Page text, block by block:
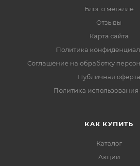
Блог о металле
Отзывы
Карта сайта
Политика
Соглашение на обработку
Публичная оферта
Политика использования
КАК КУПИТЬ
Каталог
Акции